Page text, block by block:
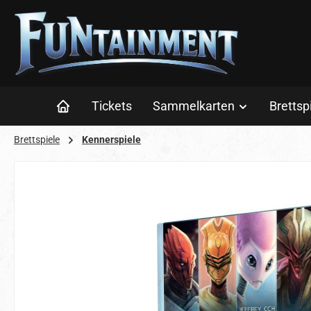
Hauptinhalt springen
Zur Suche springen
Zur Hauptnavigation springen
Tickets Sammelkarten
Brettspiele Kennerspiele